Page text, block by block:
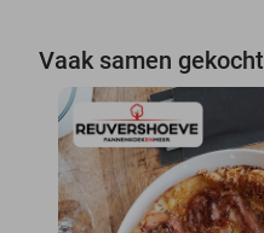
Vaak samen gekocht